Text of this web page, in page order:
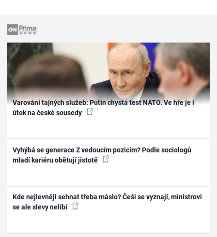
Varování tajných služeb: Putin chystá test NATO. Ve hře je i
útok na české sousedy
Vyhýbá se generace Z vedoucím pozicím? Podle sociologů
mladí kariéru obětují jistotě
Kde nejlevněji sehnat třeba máslo? Češi se vyznají, ministrovi
se ale slevy nelíbí